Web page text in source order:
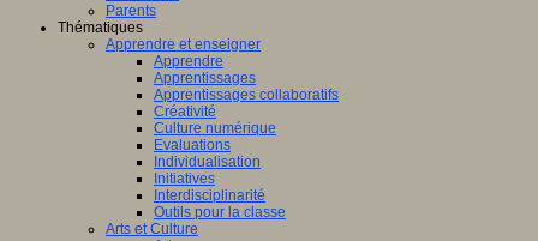
Parents
Thématiques
Apprendre et enseigner
Apprendre
Apprentissages
Apprentissages collaboratifs
Créativité
Culture numérique
Evaluations
Individualisation
Initiatives
Interdisciplinarité
Outils pour la classe
Arts et Culture